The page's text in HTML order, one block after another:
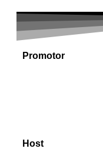
Promotor
Host